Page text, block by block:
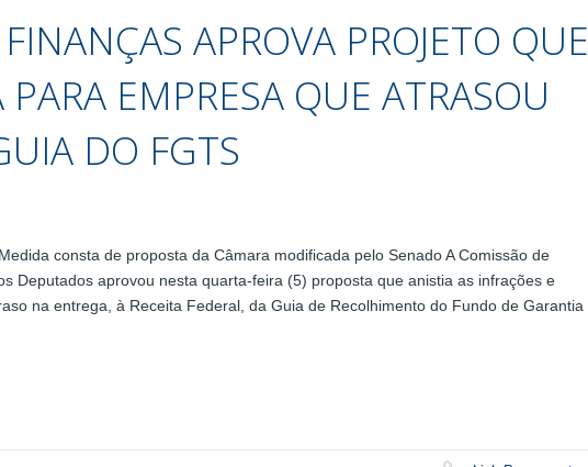
APROVA PROJETO QUE
EMPRESA QUE ATRASOU
DO FGTS
consta de proposta da Câmara modificada pelo Senado A Comissão de
Deputados aprovou nesta quarta-feira (5) proposta que anistia as infrações e
na entrega, à Receita Federal, da Guia de Recolhimento do Fundo de Garantia